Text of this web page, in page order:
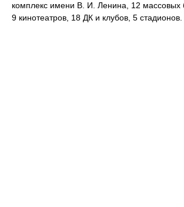
комплекс имени В. И. Ленина, 12 массовых
9 кинотеатров, 18 ДК и клубов, 5 стадионов.